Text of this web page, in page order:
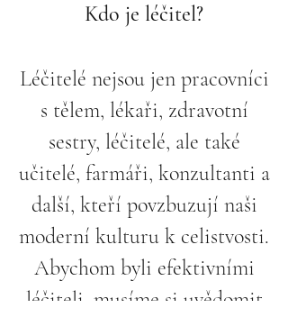
Kdo je léčitel?
Léčitelé nejsou jen pracovníci
s tělem, lékaři, zdravotní
sestry, léčitelé, ale také
učitelé, farmáři, konzultanti a
další, kteří povzbuzují naši
moderní kulturu k celistvosti.
Abychom byli efektivními
léčiteli, musíme si uvědomit